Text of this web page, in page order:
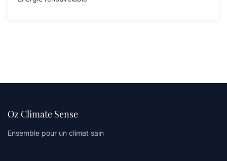
Oz Climate Sense
Ensemble pour un climat sain